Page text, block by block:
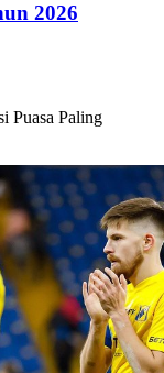
2026
Puasa Paling